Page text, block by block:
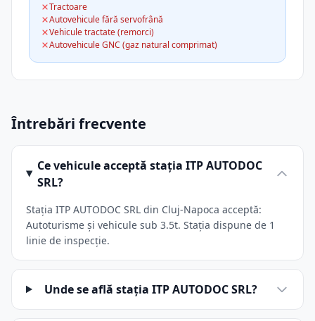
Tractoare
Autovehicule fără servofrână
Vehicule tractate (remorci)
Autovehicule GNC (gaz natural comprimat)
Întrebări frecvente
Ce vehicule acceptă stația ITP AUTODOC
SRL?
Stația ITP AUTODOC SRL din Cluj-Napoca acceptă:
Autoturisme și vehicule sub 3.5t. Stația dispune de 1
linie de inspecție.
Unde se află stația ITP AUTODOC SRL?